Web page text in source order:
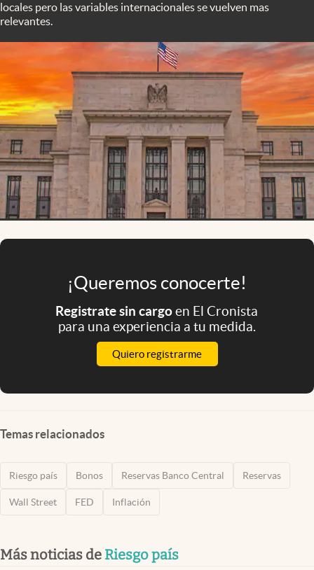
Infotechnology
Mundial 2026
Eventos Corporativos
El Cronista Studio
Mediakit
abre en nueva pestaña
Argentina
locales pero las variables internacionales se vuelven mas
relevantes.
¡Queremos conocerte!
Registrate sin cargoen El Cronista
para una experiencia a tu medida.
Quiero registrarme
Temas relacionados
Riesgo país Bonos Reservas Banco Central Reservas
Wall Street FED Inflación
Más noticias de Riesgo país